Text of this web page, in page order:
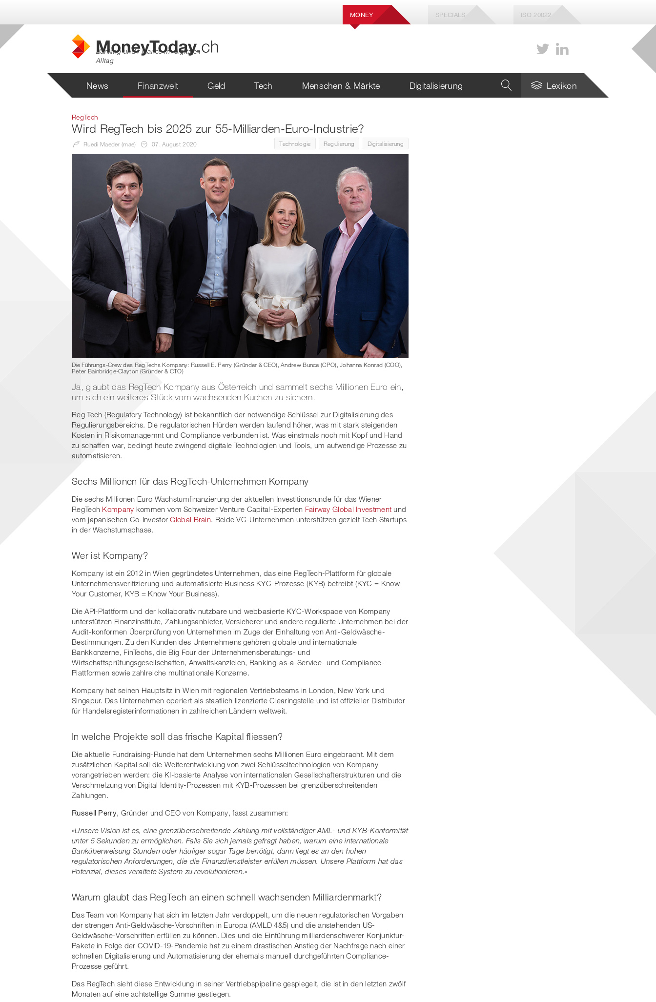
MONEY SPECIALS ISO 20022
Banking und Finance im digitalen
Alltag
News Finanzwelt Geld Tech Menschen & Märkte Digitalisierung Lexikon
RegTech
Wird RegTech bis 2025 zur 55-Milliarden-Euro-Industrie?
Ruedi Maeder (mae) 07. August 2020 Technologie Regulierung Digitalisierung
Die Führungs-Crew des RegTechs Kompany: Russell E. Perry (Gründer & CEO), Andrew Bunce (CPO), Johanna Konrad (COO),
Peter Bainbridge-Clayton (Gründer & CTO)
Ja, glaubt das RegTech Kompany aus Österreich und sammelt sechs Millionen Euro ein,
um sich ein weiteres Stück vom wachsenden Kuchen zu sichern.
Reg Tech (Regulatory Technology) ist bekanntlich der notwendige Schlüssel zur Digitalisierung des
Regulierungsbereichs. Die regulatorischen Hürden werden laufend höher, was mit stark steigenden
Kosten in Risikomanagemnt und Compliance verbunden ist. Was einstmals noch mit Kopf und Hand
zu schaffen war, bedingt heute zwingend digitale Technologien und Tools, um aufwendige Prozesse zu
automatisieren.
Sechs Millionen für das RegTech-Unternehmen Kompany
Die sechs Millionen Euro Wachstumfinanzierung der aktuellen Investitionsrunde für das Wiener
RegTech Kompany kommen vom Schweizer Venture Capital-Experten Fairway Global Investment und
vom japanischen Co-InvestorGlobal Brain. Beide VC-Unternehmen unterstützen gezielt Tech Startups
in der Wachstumsphase.
Wer ist Kompany?
Kompany ist ein 2012 in Wien gegründetes Unternehmen, das eine RegTech-Plattform für globale
Unternehmensverifizierung und automatisierte Business KYC-Prozesse (KYB) betreibt (KYC = Know
Your Customer, KYB = Know Your Business).
Die API-Plattform und der kollaborativ nutzbare und webbasierte KYC-Workspace von Kompany
unterstützen Finanzinstitute, Zahlungsanbieter, Versicherer und andere regulierte Unternehmen bei der
Audit-konformen Überprüfung von Unternehmen im Zuge der Einhaltung von Anti-Geldwäsche-
Bestimmungen. Zu den Kunden des Unternehmens gehören globale und internationale
Bankkonzerne, FinTechs, die Big Four der Unternehmensberatungs- und
Wirtschaftsprüfungsgesellschaften, Anwaltskanzleien, Banking-as-a-Service- und Compliance-
Plattformen sowie zahlreiche multinationale Konzerne.
Kompany hat seinen Hauptsitz in Wien mit regionalen Vertriebsteams in London, New York und
Singapur. Das Unternehmen operiert als staatlich lizenzierte Clearingstelle und ist offizieller Distributor
für Handelsregisterinformationen in zahlreichen Ländern weltweit.
In welche Projekte soll das frische Kapital fliessen?
Die aktuelle Fundraising-Runde hat dem Unternehmen sechs Millionen Euro eingebracht. Mit dem
zusätzlichen Kapital soll die Weiterentwicklung von zwei Schlüsseltechnologien von Kompany
vorangetrieben werden: die KI-basierte Analyse von internationalen Gesellschafterstrukturen und die
Verschmelzung von Digital Identity-Prozessen mit KYB-Prozessen bei grenzüberschreitenden
Zahlungen.
Russell Perry, Gründer und CEO von Kompany, fasst zusammen:
«Unsere Vision ist es, eine grenzüberschreitende Zahlung mit vollständiger AML- und KYB-Konformität
unter 5 Sekunden zu ermöglichen. Falls Sie sich jemals gefragt haben, warum eine internationale
Banküberweisung Stunden oder häufiger sogar Tage benötigt, dann liegt es an den hohen
regulatorischen Anforderungen, die die Finanzdienstleister erfüllen müssen. Unsere Plattform hat das
Potenzial, dieses veraltete System zu revolutionieren.»
Warum glaubt das RegTech an einen schnell wachsenden Milliardenmarkt?
Das Team von Kompany hat sich im letzten Jahr verdoppelt, um die neuen regulatorischen Vorgaben
der strengen Anti-Geldwäsche-Vorschriften in Europa (AMLD 4&5) und die anstehenden US-
Geldwäsche-Vorschriften erfüllen zu können. Dies und die Einführung milliardenschwerer Konjunktur-
Pakete in Folge der COVID-19-Pandemie hat zu einem drastischen Anstieg der Nachfrage nach einer
schnellen Digitalisierung und Automatisierung der ehemals manuell durchgeführten Compliance-
Prozesse geführt.
Das RegTech sieht diese Entwicklung in seiner Vertriebspipeline gespiegelt, die ist in den letzten zwölf
Monaten auf eine achtstellige Summe gestiegen.